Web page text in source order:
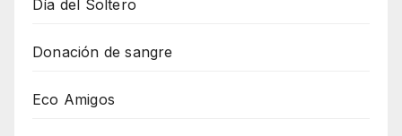
Día del Soltero
Donación de sangre
Eco Amigos